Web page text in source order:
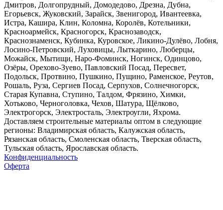
Дмитров, Долгопрудный, Домодедово, Дрезна, Дубна,
Егорьевск, Жуковский, Зарайск, Звенигород, Ивантеевка,
Истра, Кашира, Клин, Коломна, Королёв, Котельники,
Красноармейск, Красногорск, Краснозаводск,
Краснознаменск, Кубинка, Куровское, Ликино-Дулёво, Лобня,
Лосино-Петровский, Луховицы, Лыткарино, Люберцы,
Можайск, Мытищи, Наро-Фоминск, Ногинск, Одинцово,
Озёры, Орехово-Зуево, Павловский Посад, Пересвет,
Подольск, Протвино, Пушкино, Пущино, Раменское, Реутов,
Рошаль, Руза, Сергиев Посад, Серпухов, Солнечногорск,
Старая Купавна, Ступино, Талдом, Фрязино, Химки,
Хотьково, Черноголовка, Чехов, Шатура, Щёлково,
Электрогорск, Электросталь, Электроугли, Яхрома.
Доставляем строительные материалы оптом в следующие
регионы: Владимирская область, Калужская область,
Рязанская область, Смоленская область, Тверская область,
Тульская область, Ярославская область.
Конфиденциальность
Оферта